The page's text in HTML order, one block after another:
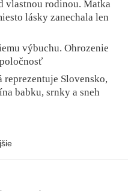
vlastnou rodinou. Matka
lásky zanechala len
výbuchu. Ohrozenie
Slovensko,
babku, srnky a sneh